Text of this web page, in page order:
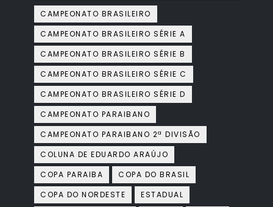
CAMPEONATO BRASILEIRO
CAMPEONATO BRASILEIRO SÉRIE A
CAMPEONATO BRASILEIRO SÉRIE B
CAMPEONATO BRASILEIRO SÉRIE C
CAMPEONATO BRASILEIRO SÉRIE D
CAMPEONATO PARAIBANO
CAMPEONATO PARAIBANO 2ª DIVISÃO
COLUNA DE EDUARDO ARAÚJO
COPA PARAIBA
COPA DO BRASIL
COPA DO NORDESTE
ESTADUAL